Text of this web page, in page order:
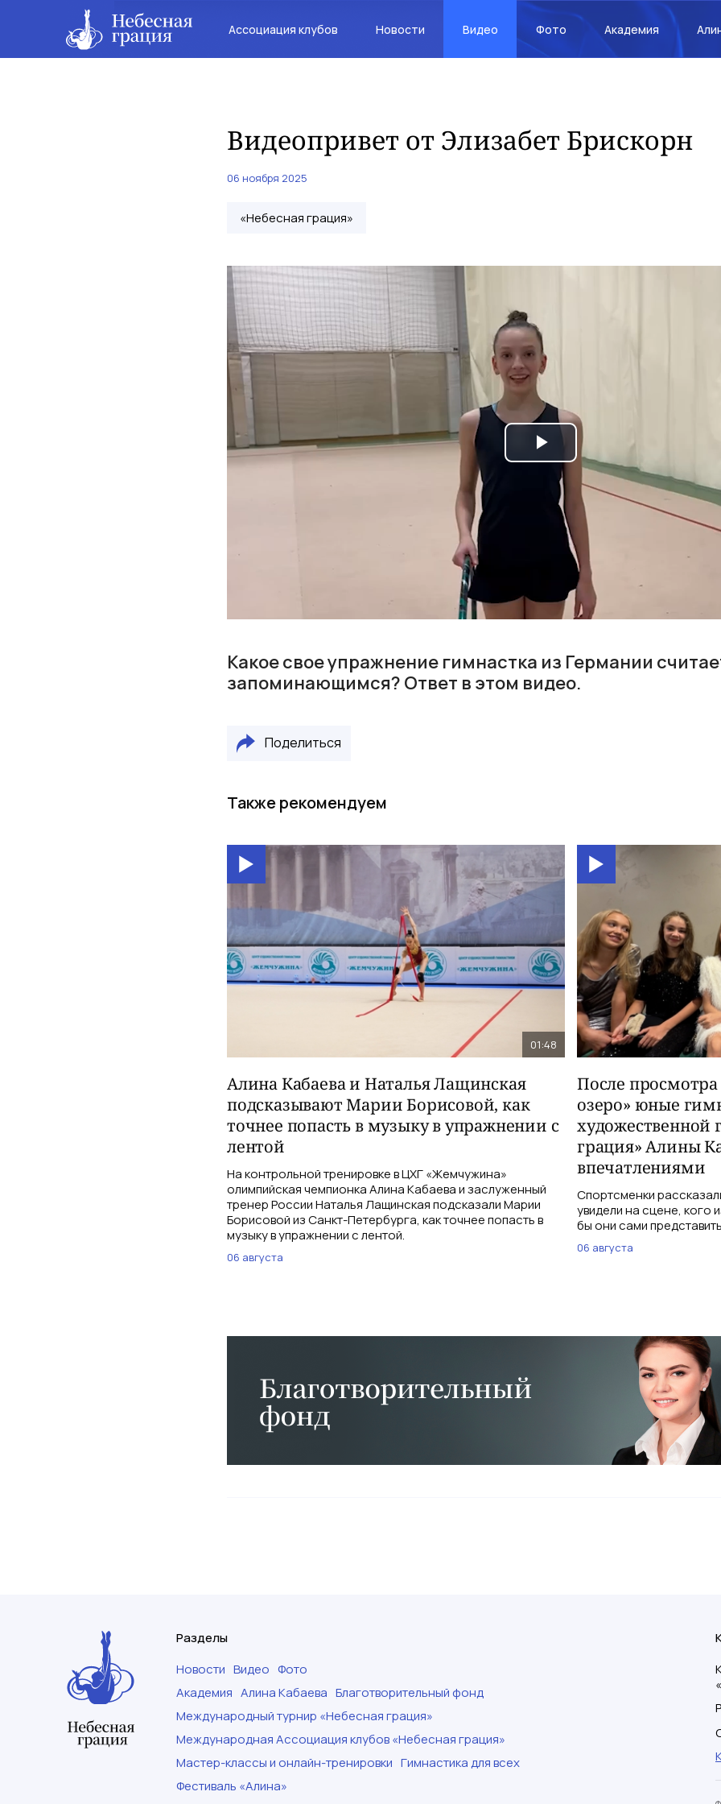
Ассоциация клубов Новости Видео Фото Академия
Видеопривет от Элизабет Брискорн
06 ноября 2025
«Небесная грация»
Play
Video
Какое свое упражнение гимнастка из Германии
запоминающимся? Ответ в этом видео.
Поделиться
Также рекомендуем
01:48
Алина Кабаева и Наталья Лащинская
подсказывают Марии Борисовой, как
точнее попасть в музыку в упражнении с
лентой
На контрольной тренировке в ЦХГ «Жемчужина»
олимпийская чемпионка Алина Кабаева и заслуженный
тренер России Наталья Лащинская подсказали Марии
Борисовой из Санкт-Петербурга, как точнее попасть в
музыку в упражнении с лентой.
06 августа
После просмотра
озеро» юные
художественной
грация» Алины
впечатлениями
Спортсменки
увидели на сцене, кого
бы они сами
06 августа
Разделы
Новости Видео Фото
Академия Алина Кабаева Благотворительный фонд
Международный турнир «Небесная грация»
Международная Ассоциация клубов «Небесная грация»
Мастер-классы и онлайн-тренировки Гимнастика для всех
Фестиваль «Алина»